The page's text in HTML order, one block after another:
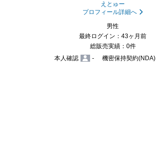
えとゅー
プロフィール詳細へ
男性
最終ログイン：43ヶ月前
総販売実績：0件
本人確認
- 機密保持契約(NDA)